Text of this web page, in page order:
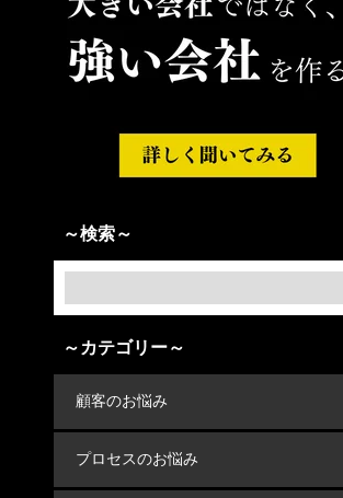
～検索～
～カテゴリー～
顧客のお悩み
プロセスのお悩み